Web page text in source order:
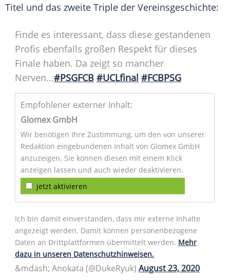
Titel und das zweite Triple der Vereinsgeschichte:
Finde es interessant, dass diese gestandenen
Profis ebenfalls großen Respekt für dieses
Finale haben. Da zeigt so mancher
Nerven...#PSGFCB #UCLfinal #FCBPSG
Empfohlener externer Inhalt:
Glomex GmbH
Wir benötigen Ihre Zustimmung, um den von unserer
Redaktion eingebundenen Inhalt von Glomex GmbH
anzuzeigen. Sie können diesen mit einem Klick
anzeigen lassen und auch wieder deaktivieren.
jetzt aktivieren
Ich bin damit einverstanden, dass mir externe Inhalte
angezeigt werden. Damit können personenbezogene
Daten an Drittplattformen übermittelt werden. Mehr
dazu in unseren Datenschutzhinweisen.
&mdash; Anokata (@DukeRyuk) August 23, 2020